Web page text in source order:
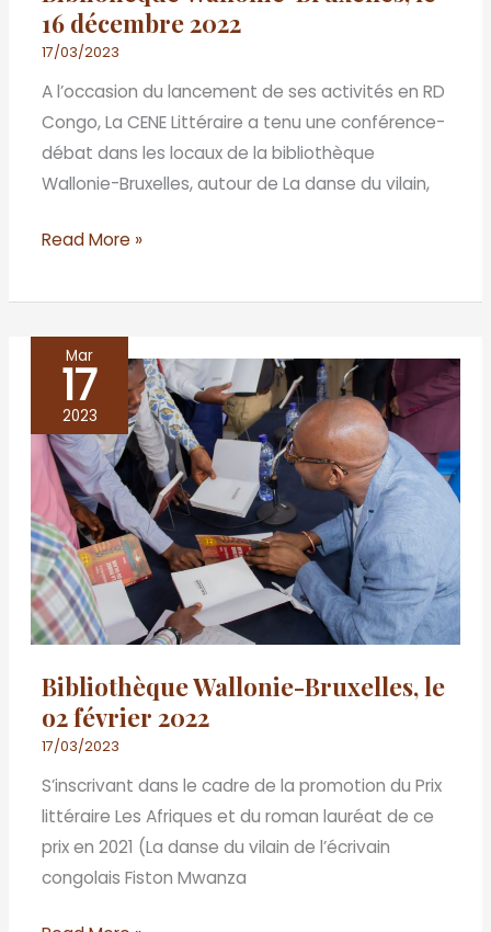
16 décembre 2022
17/03/2023
A l’occasion du lancement de ses activités en RD
Congo, La CENE Littéraire a tenu une conférence-
débat dans les locaux de la bibliothèque
Wallonie-Bruxelles, autour de La danse du vilain,
Read More »
Mar
17
2023
Bibliothèque Wallonie-Bruxelles, le
o2 février 2022
17/03/2023
S’inscrivant dans le cadre de la promotion du Prix
littéraire Les Afriques et du roman lauréat de ce
prix en 2021 (La danse du vilain de l’écrivain
congolais Fiston Mwanza
Bibliothèque
Wallonie-
Bruxelles,
le
o2
février
2022